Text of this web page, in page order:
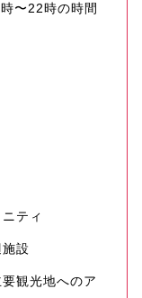
〜22時の時間
ティ
設
観光地へのア